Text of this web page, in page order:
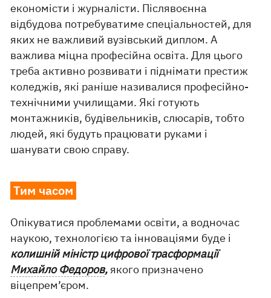
економісти і журналісти. Післявоєнна
відбудова потребуватиме спеціальностей, для
яких не важливий вузівський диплом. А
важлива міцна професійна освіта. Для цього
треба активно розвивати і піднімати престиж
коледжів, які раніше називалися професійно-
технічними училищами. Які готують
монтажників, будівельників, слюсарів, тобто
людей, які будуть працювати руками і
шанувати свою справу.
Тим часом
Опікуватися проблемами освіти, а водночас
наукою, технологією та інноваціями буде і
колишній міністр цифрової трасформації
Михайло Федоров,якого призначено
віцепрем’єром.